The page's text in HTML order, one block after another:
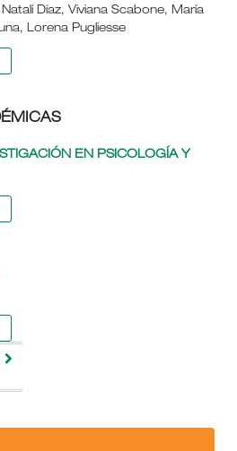
Díaz, Viviana Scabone, María
Lorena Pugliesse
EN PSICOLOGÍA Y